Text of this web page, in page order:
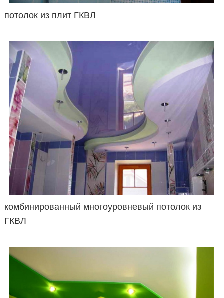
потолок из плит ГКВЛ
комбинированный многоуровневый потолок из
ГКВЛ